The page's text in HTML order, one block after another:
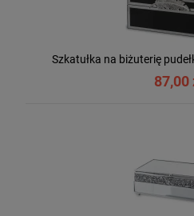
Szkatułka na biżuterię
87,00